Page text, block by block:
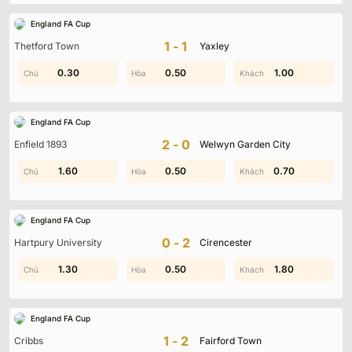
England FA Cup
Thetford Town 1-1 Yaxley
1.90 1.00 1.80
0.30 0.50 1.00
England FA Cup
Enfield 1893 2-0 Welwyn Garden City
1.00 0.10 1.90
1.60 0.50 0.70
England FA Cup
Hartpury University 0-2 Cirencester
0.70 1.60 1.00
1.30 0.50 1.80
England FA Cup
Cribbs 1-2 Fairford Town